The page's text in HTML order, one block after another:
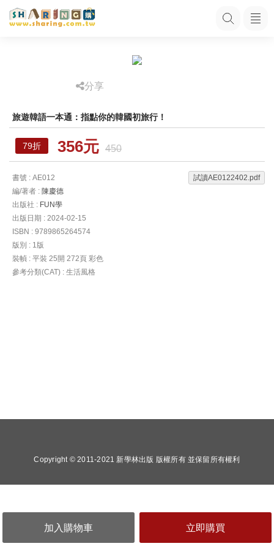
分享
旅遊韓語一本通：指點你的韓國初旅行！
79折 356元 450
書號 : AE012
編/著者 : 陳慶德
出版社 : FUN學
出版日期 : 2024-02-15
ISBN : 9789865264574
版別 : 1版
裝幀 : 平裝 25開 272頁 彩色
參考分類(CAT) : 生活風格
試讀AE0122402.pdf
Copyright © 2011-2021 新學林出版 版權所有 並保留所有權利